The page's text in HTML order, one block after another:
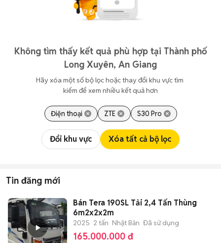
Không tìm thấy kết quả phù hợp tại Thành phố
Long Xuyên, An Giang
Hãy xóa một số bộ lọc hoặc thay đổi khu vực tìm
kiếm để xem nhiều kết quả hơn
Điện thoại ZTE S30 Pro
Đổi khu vực Xóa tất cả bộ lọc
Tin đăng mới
Bán Tera 190SL Tải 2,4 Tấn Thùng
6m2x2x2m
2025 2 tấn Nhật Bản Đã sử dụng
165.000.000 đ